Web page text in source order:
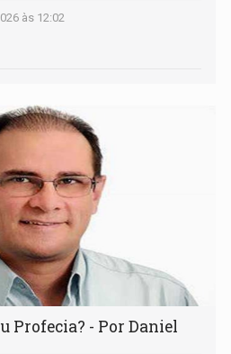
às 12:02
Profecia? - Por Daniel